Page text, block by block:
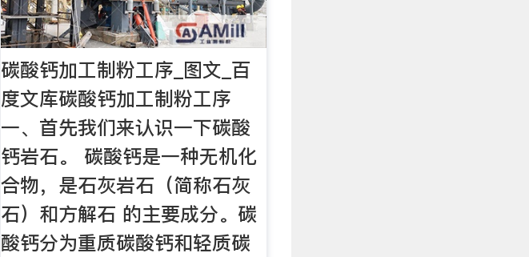
碳酸钙加工制粉工序_图文_百
度文库碳酸钙加工制粉工序
一、首先我们来认识一下碳酸
钙岩石。 碳酸钙是一种无机化
合物，是石灰岩石（简称石灰
石）和方解石 的主要成分。碳
酸钙分为重质碳酸钙和轻质碳